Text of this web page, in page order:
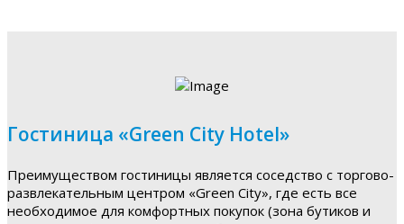
Гостиница «Green City Hotel»
Преимуществом гостиницы является соседство с торгово-
развлекательным центром «Green City», где есть все
необходимое для комфортных покупок (зона бутиков и